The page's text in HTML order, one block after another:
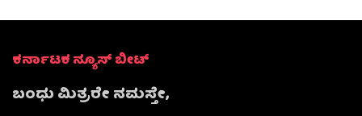
ಕರ್ನಾಟಕ ನ್ಯೂಸ್ ಬೀಟ್
ಬಂಧು ಮಿತ್ರರೇ ನಮಸ್ತೇ,